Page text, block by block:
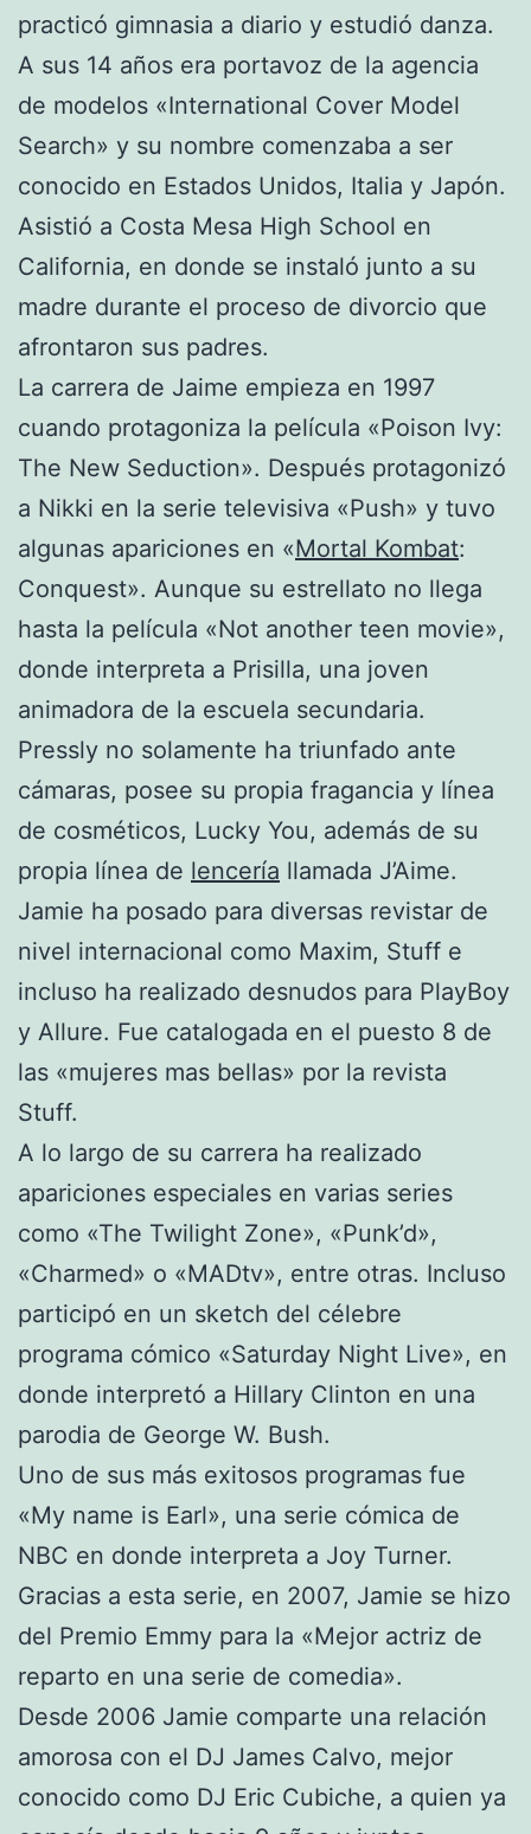
practicó gimnasia a diario y estudió danza.
A sus 14 años era portavoz de la agencia
de modelos «International Cover Model
Search» y su nombre comenzaba a ser
conocido en Estados Unidos, Italia y Japón.
Asistió a Costa Mesa High School en
California, en donde se instaló junto a su
madre durante el proceso de divorcio que
afrontaron sus padres.
La carrera de Jaime empieza en 1997
cuando protagoniza la película «Poison Ivy:
The New Seduction». Después protagonizó
a Nikki en la serie televisiva «Push» y tuvo
algunas apariciones en «Mortal Kombat:
Conquest». Aunque su estrellato no llega
hasta la película «Not another teen movie»,
donde interpreta a Prisilla, una joven
animadora de la escuela secundaria.
Pressly no solamente ha triunfado ante
cámaras, posee su propia fragancia y línea
de cosméticos, Lucky You, además de su
propia línea de lencería llamada J’Aime.
Jamie ha posado para diversas revistar de
nivel internacional como Maxim, Stuff e
incluso ha realizado desnudos para PlayBoy
y Allure. Fue catalogada en el puesto 8 de
las «mujeres mas bellas» por la revista
Stuff.
A lo largo de su carrera ha realizado
apariciones especiales en varias series
como «The Twilight Zone», «Punk’d»,
«Charmed» o «MADtv», entre otras. Incluso
participó en un sketch del célebre
programa cómico «Saturday Night Live», en
donde interpretó a Hillary Clinton en una
parodia de George W. Bush.
Uno de sus más exitosos programas fue
«My name is Earl», una serie cómica de
NBC en donde interpreta a Joy Turner.
Gracias a esta serie, en 2007, Jamie se hizo
del Premio Emmy para la «Mejor actriz de
reparto en una serie de comedia».
Desde 2006 Jamie comparte una relación
amorosa con el DJ James Calvo, mejor
conocido como DJ Eric Cubiche, a quien ya